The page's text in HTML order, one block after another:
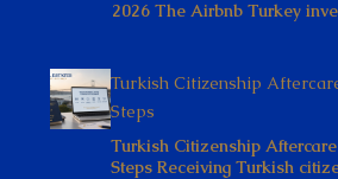
2026 The Airbnb Turkey
Turkish Citizenship
Steps
Turkish Citizenship
Steps Receiving Turkish